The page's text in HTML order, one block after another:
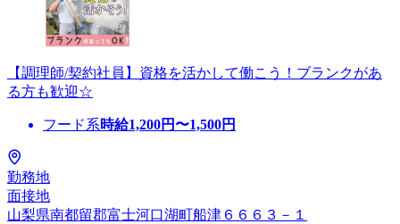
【調理師/契約社員】資格を活かして働こう！ブランクがあ
る方も歓迎☆
フード系時給1,200円〜1,500円
勤務地
面接地
山梨県南都留郡富士河口湖町船津６６６３－１